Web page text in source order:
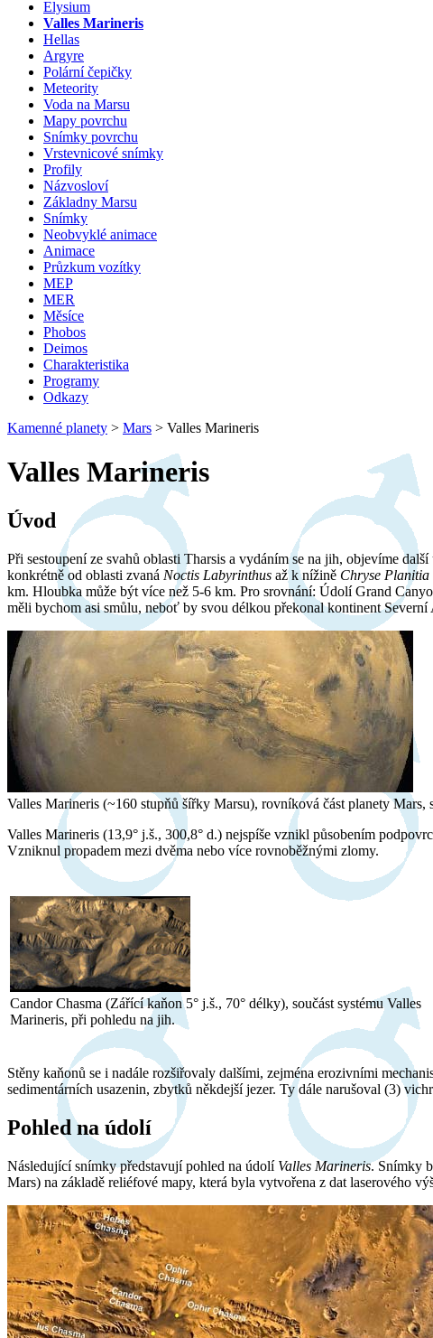
Elysium
Valles Marineris
Hellas
Argyre
Polární čepičky
Meteority
Voda na Marsu
Mapy povrchu
Snímky povrchu
Vrstevnicové snímky
Profily
Názvosloví
Základny Marsu
Snímky
Neobvyklé animace
Animace
Průzkum vozítky
MEP
MER
Měsíce
Phobos
Deimos
Charakteristika
Programy
Odkazy
Kamenné planety > Mars > Valles Marineris
Valles Marineris
Úvod
Při sestoupení ze svahů oblasti Tharsis a vydáním se na jih, objevíme
konkrétně od oblasti zvaná Noctis Labyrinthus až k nížině Chryse Planitia
km. Hloubka může být více než 5-6 km. Pro srovnání: Údolí Grand
měli bychom asi smůlu, neboť by svou délkou překonal kontinent
Valles Marineris (~160 stupňů šířky Marsu), rovníková část planety Mars,
Valles Marineris (13,9° j.š., 300,8° d.) nejspíše vznikl působením
Vzniknul propadem mezi dvěma nebo více rovnoběžnými zlomy.
Candor Chasma (Zářící kaňon 5° j.š., 70° délky), součást systému Valles
Marineris, při pohledu na jih.
Stěny kaňonů se i nadále rozšiřovaly dalšími, zejména erozivními
sedimentárních usazenin, zbytků někdejší jezer. Ty dále narušoval (3)
Pohled na údolí
Následující snímky představují pohled na údolí Valles Marineris. Snímky
Mars) na základě reliéfové mapy, která byla vytvořena z dat laserového